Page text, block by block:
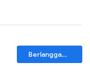
Berlangganan